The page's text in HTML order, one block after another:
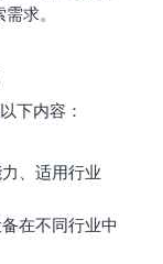
求。
下内容：
、适用行业
在不同行业中